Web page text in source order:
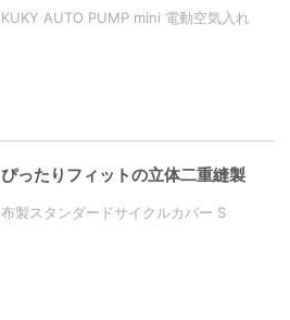
KUKY AUTO PUMP mini 電動空気入れ
ぴったりフィットの立体二重縫製
布製スタンダードサイクルカバー S